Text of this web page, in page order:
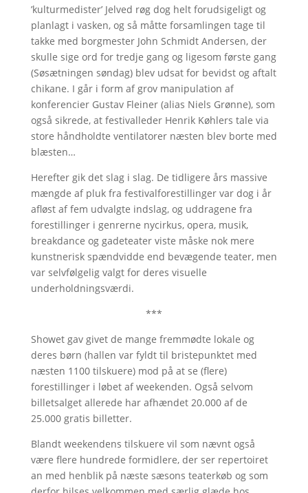
’kulturmedister’ Jelved røg dog helt forudsigeligt og
planlagt i vasken, og så måtte forsamlingen tage til
takke med borgmester John Schmidt Andersen, der
skulle sige ord for tredje gang og ligesom første gang
(Søsætningen søndag) blev udsat for bevidst og aftalt
chikane. I går i form af grov manipulation af
konferencier Gustav Fleiner (alias Niels Grønne), som
også sikrede, at festivalleder Henrik Køhlers tale via
store håndholdte ventilatorer næsten blev borte med
blæsten…
Herefter gik det slag i slag. De tidligere års massive
mængde af pluk fra festivalforestillinger var dog i år
afløst af fem udvalgte indslag, og uddragene fra
forestillinger i genrerne nycirkus, opera, musik,
breakdance og gadeteater viste måske nok mere
kunstnerisk spændvidde end bevægende teater, men
var selvfølgelig valgt for deres visuelle
underholdningsværdi.
***
Showet gav givet de mange fremmødte lokale og
deres børn (hallen var fyldt til bristepunktet med
næsten 1100 tilskuere) mod på at se (flere)
forestillinger i løbet af weekenden. Også selvom
billetsalget allerede har afhændet 20.000 af de
25.000 gratis billetter.
Blandt weekendens tilskuere vil som nævnt også
være flere hundrede formidlere, der ser repertoiret
an med henblik på næste sæsons teaterkøb og som